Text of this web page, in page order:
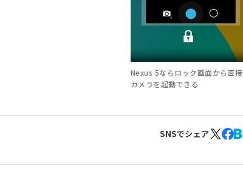
Nexus 5ならロック画面から直接
カメラを起動できる
SNSでシェア